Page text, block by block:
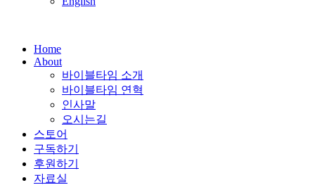
Home
About
바이블타임 소개
바이블타임 연혁
인사말
오시는길
스토어
구독하기
후원하기
자료실